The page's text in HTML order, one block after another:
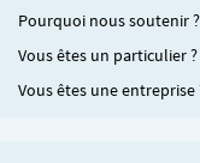
Pourquoi nous soutenir ?
Vous êtes un particulier ?
Vous êtes une entreprise